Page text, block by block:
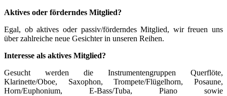
Aktives oder förderndes Mitglied?
Egal, ob aktives oder passiv/förderndes Mitglied, wir freuen uns
über zahlreiche neue Gesichter in unseren Reihen.
Interesse als aktives Mitglied?
Gesucht werden die Instrumentengruppen Querflöte,
Klarinette/Oboe, Saxophon, Trompete/Flügelhorn, Posaune,
Horn/Euphonium, E-Bass/Tuba, Piano sowie